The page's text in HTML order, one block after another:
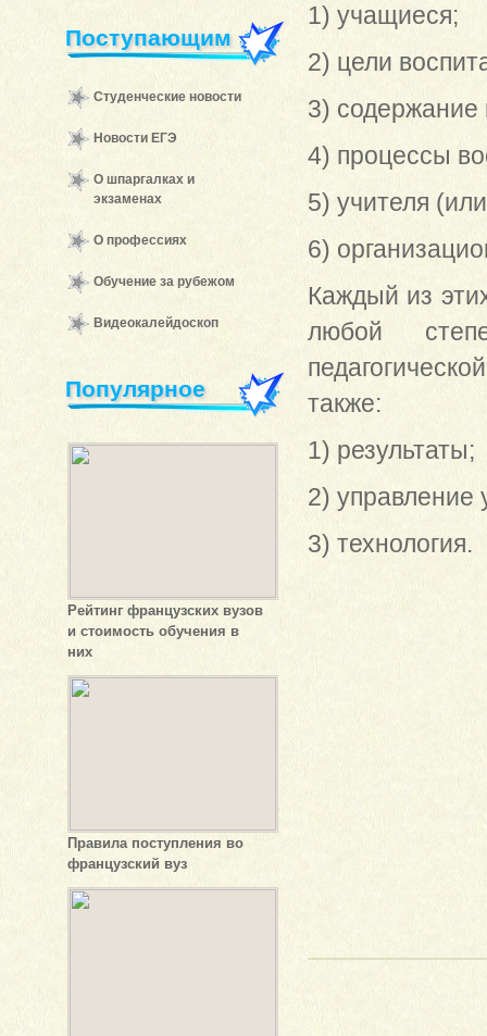
Поступающим
Студенческие новости
Новости ЕГЭ
О шпаргалках и
экзаменах
О профессиях
Обучение за рубежом
Видеокалейдоскоп
Популярное
Рейтинг французских вузов
и стоимость обучения в
них
Правила поступления во
французский вуз
1) учащиеся;
2) цели
3) содержание
4) процессы
5) учителя
6)
Каждый из
любой
также:
1) результаты;
2) управление
3) технология.